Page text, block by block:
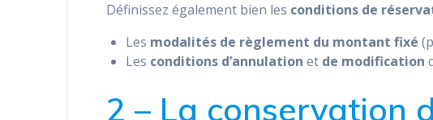
Définissez également bien les conditions de
Les modalités de règlement du montant fixé
Les conditions d’annulationet de modification
2 – La conservation